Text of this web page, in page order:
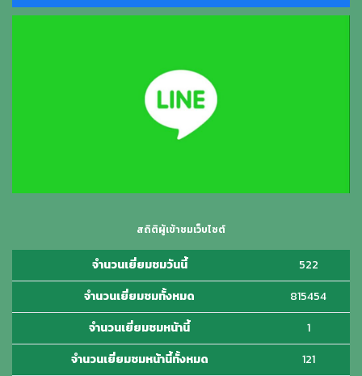
สถิติผู้เข้าชมเว็บไซต์
จำนวนเยี่ยมชมวันนี้
522
จำนวนเยี่ยมชมทั้งหมด
815454
จำนวนเยี่ยมชมหน้านี้
1
จำนวนเยี่ยมชมหน้านี้ทั้งหมด
121